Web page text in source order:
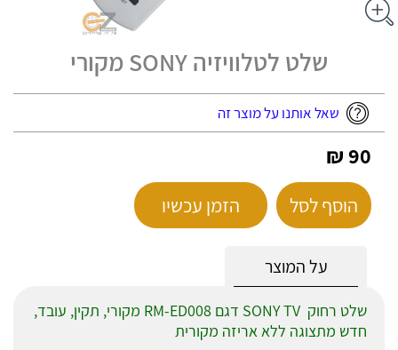
שלט לטלוויזיה SONY מקורי
שאל אותנו על מוצר זה
90 ₪
הוסף לסל הזמן עכשיו
על המוצר
שלט רחוק SONY TV דגם RM-ED008 מקורי, תקין, עובד,
חדש מתצוגה ללא אריזה מקורית